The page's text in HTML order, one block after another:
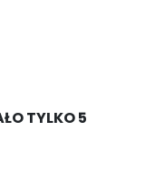
TYLKO 5